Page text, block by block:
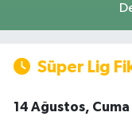
Süper Lig
14 Ağustos, Cuma